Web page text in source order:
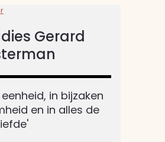
Gerard
in bijzaken
en in alles de